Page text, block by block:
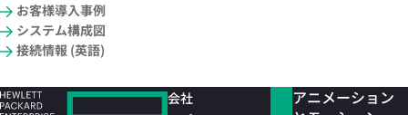
お客様導入事例
システム構成図
接続情報 (英語)
会社
アニメーション